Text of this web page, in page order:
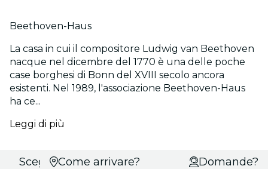
Beethoven-Haus
La casa in cui il compositore Ludwig van Beethoven
nacque nel dicembre del 1770 è una delle poche
case borghesi di Bonn del XVIII secolo ancora
esistenti. Nel 1989, l'associazione Beethoven-Haus
ha ce...
Leggi di più
Scegli Come arrivare? Domande?